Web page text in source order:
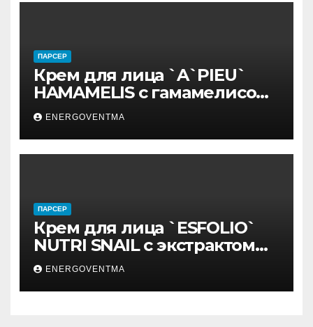
ПАРСЕР
Крем для лица `A`PIEU`
HAMAMELIS с гамамелисом
50 мл
ENERGOVENTMA
ПАРСЕР
Крем для лица `ESFOLIO`
NUTRI SNAIL с экстрактом
муцина улитки 200 мл
ENERGOVENTMA